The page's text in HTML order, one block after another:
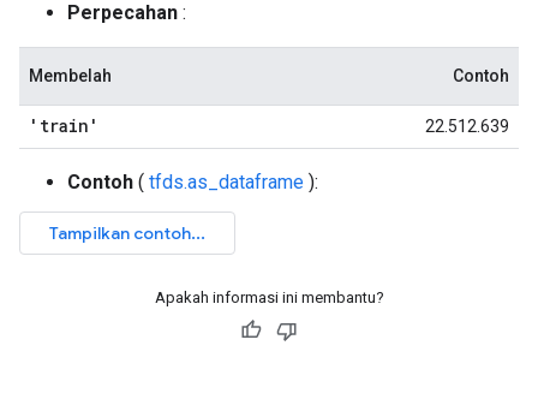
Perpecahan :
Membelah Contoh
'train' 22.512.639
Contoh ( tfds.as_dataframe ):
Apakah informasi ini membantu?